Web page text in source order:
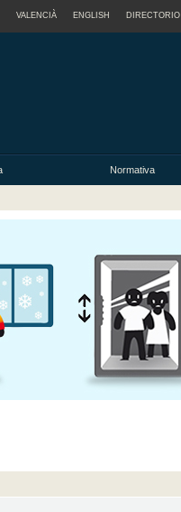
VALENCIÀ ENGLISH DIRECTORIO
Normativa